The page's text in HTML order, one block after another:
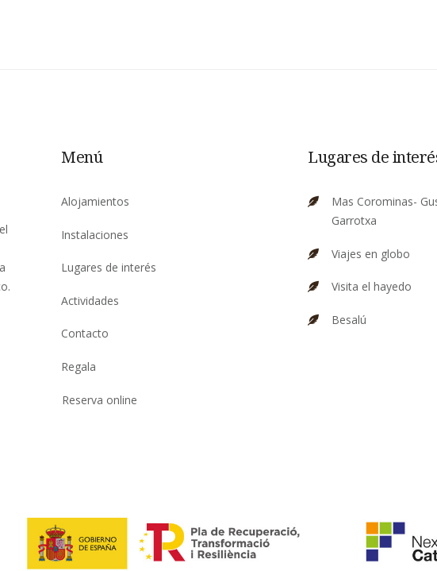
Menú
Alojamientos
Instalaciones
Lugares de interés
Actividades
Contacto
Regala
Reserva online
Lugares de
Mas Corominas-
Garrotxa
Viajes en globo
Visita el hayedo
Besalú